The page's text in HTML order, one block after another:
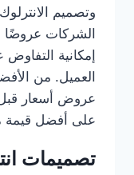
وتصميم
الشركات عروضًا
إمكانية
العميل. من
عروض أسعار قبل
على أفضل قيمة
تصميمات